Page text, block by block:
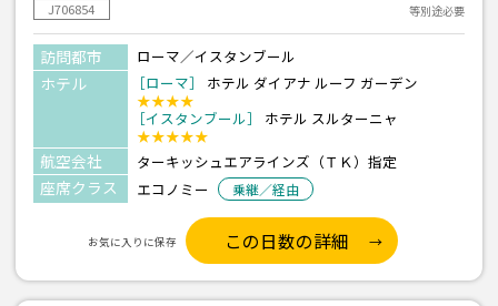
J706854
等別途必要
訪問都市 ローマ／イスタンブール
ホテル ［ローマ］
ホテル ダイアナ ルーフ ガーデン
★★★★
［イスタンブール］
ホテル スルターニャ
★★★★★
航空会社 ターキッシュエアラインズ（ＴＫ）指定
座席クラス エコノミー 乗継／経由
お気に入りに保存 この日数の詳細